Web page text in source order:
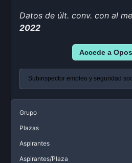
Datos de últ. conv. con al
2022
Accede a
Grupo
Plazas
Aspirantes
Aspirantes/Plaza